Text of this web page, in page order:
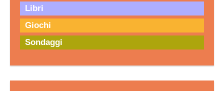
Libri
Giochi
Sondaggi